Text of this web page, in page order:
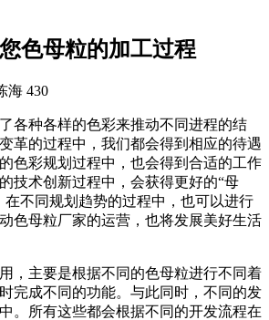
色母粒的加工过程
海 430
各种各样的色彩来推动不同进程的结
革的过程中，我们都会得到相应的待遇
色彩规划过程中，也会得到合适的工作
技术创新过程中，会获得更好的“母
在不同规划趋势的过程中，也可以进行
色母粒厂家的运营，也将发展美好生活
，主要是根据不同的色母粒进行不同着
完成不同的功能。与此同时，不同的发
。所有这些都会根据不同的开发流程在